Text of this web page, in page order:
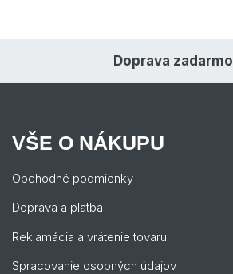
Doprava zadarmo
VŠE O NÁKUPU
Obchodné podmienky
Doprava a platba
Reklamácia a vrátenie tovaru
Spracovanie osobných údajov